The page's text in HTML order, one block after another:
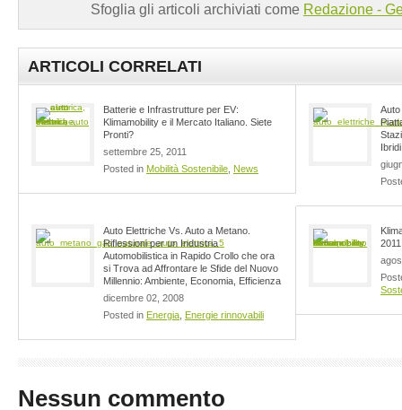
Sfoglia gli articoli archiviati come Redazione -
ARTICOLI CORRELATI
Batterie e Infrastrutture per EV:
Klimamobility e il Mercato Italiano. Siete
Pronti?
settembre 25, 2011
Posted in Mobilità Sostenibile News
Auto Elettriche Vs. Auto a Metano.
Riflessioni per un Industria
Automobilistica in Rapido Crollo che ora
si Trova ad Affrontare le Sfide del Nuovo
Millennio: Ambiente, Economia, Efficienza
dicembre 02, 2008
Posted in Energia Energie rinnovabili
2011
Nessun commento